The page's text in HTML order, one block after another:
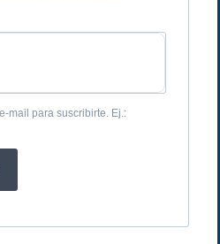
mail para suscribirte. Ej.: